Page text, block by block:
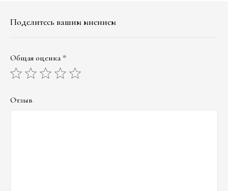
Поделитесь вашим мнением
Общая оценка *
Отзыв